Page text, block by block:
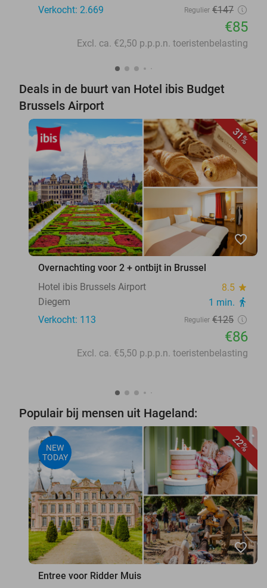
Verkocht: 2.669
Regulier €147
€85
Excl. ca. €2,50 p.p.p.n. toeristenbelasting
Deals in de buurt van Hotel ibis Budget
Brussels Airport
31%
favorite_border
Overnachting voor 2 + ontbijt in Brussel
Hotel ibis Brussels Airport
8.5 star
Diegem 1 min. directions_walk
Verkocht: 113 Regulier €125
€86
Excl. ca. €5,50 p.p.p.n. toeristenbelasting
Populair bij mensen uit Hageland:
22%
NEW
TODAY
favorite_border
Entree voor Ridder Muis